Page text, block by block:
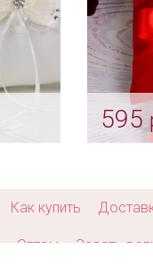
595
Как купить
Оптом Задать